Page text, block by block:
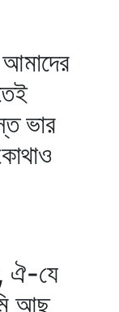
ভার
ঐ-যে
আছ